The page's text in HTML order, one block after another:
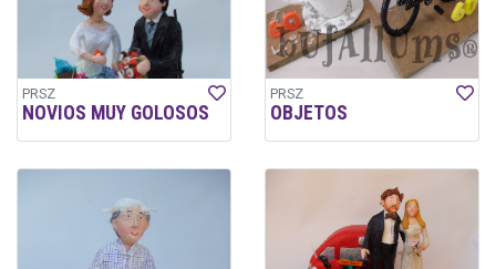
PRSZ
NOVIOS MUY GOLOSOS
PRSZ
OBJETOS